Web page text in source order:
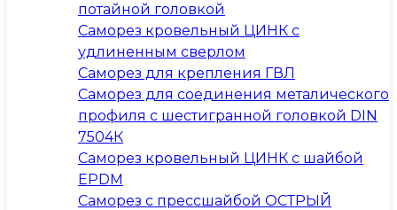
потайной головкой
Саморез кровельный ЦИНК с
удлиненным сверлом
Саморез для крепления ГВЛ
Саморез для соединения металического
профиля с шестигранной головкой DIN
7504К
Саморез кровельный ЦИНК с шайбой
EPDM
Саморез с прессшайбой ОСТРЫЙ